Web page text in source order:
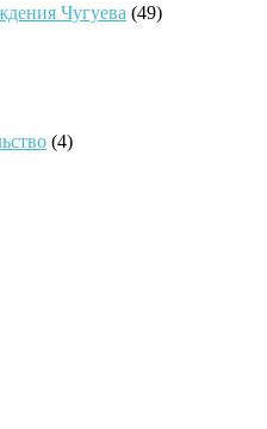
Чугуева (49)
(4)